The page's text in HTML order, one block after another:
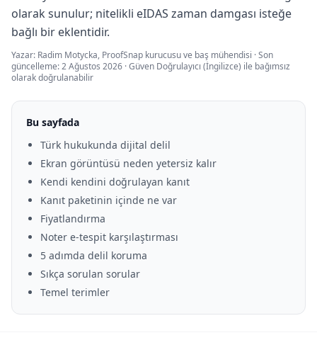
olarak sunulur; nitelikli eIDAS zaman damgası isteğe
bağlı bir eklentidir.
Yazar: Radim Motycka, ProofSnap kurucusu ve baş mühendisi ·Son
güncelleme: 2 Ağustos 2026 ·Güven Doğrulayıcı (İngilizce) ile bağımsız
olarak doğrulanabilir
Bu sayfada
Türk hukukunda dijital delil
Ekran görüntüsü neden yetersiz kalır
Kendi kendini doğrulayan kanıt
Kanıt paketinin içinde ne var
Fiyatlandırma
Noter e-tespit karşılaştırması
5 adımda delil koruma
Sıkça sorulan sorular
Temel terimler